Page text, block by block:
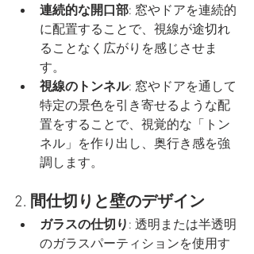
連続的な開口部: 窓やドアを連続的
に配置することで、視線が途切れ
ることなく広がりを感じさせま
す。
視線のトンネル: 窓やドアを通して
特定の景色を引き寄せるような配
置をすることで、視覚的な「トン
ネル」を作り出し、奥行き感を強
調します。
2. 間仕切りと壁のデザイン
ガラスの仕切り : 透明または半透明
のガラスパーティションを使用す